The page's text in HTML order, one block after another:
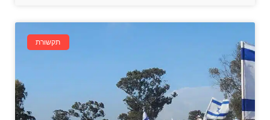
תקשורת